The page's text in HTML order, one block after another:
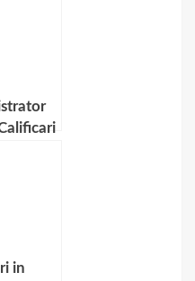
in